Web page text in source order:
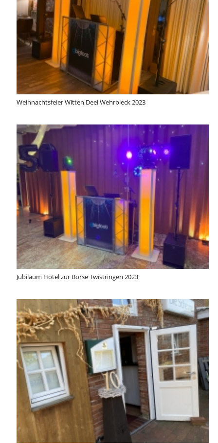
Weihnachtsfeier Witten Deel Wehrbleck 2023
Jubiläum Hotel zur Börse Twistringen 2023